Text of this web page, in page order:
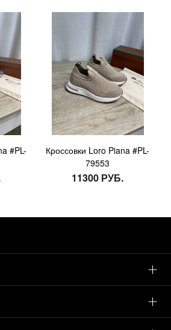
#PL-
Кроссовки Loro Piana #PL-
79553
11300 РУБ.